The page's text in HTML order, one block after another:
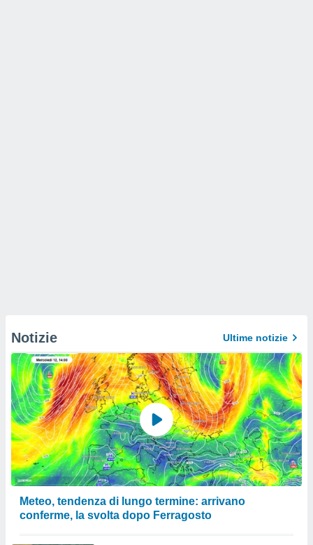
Notizie Ultime notizie
Meteo, tendenza di lungo termine: arrivano
conferme, la svolta dopo Ferragosto